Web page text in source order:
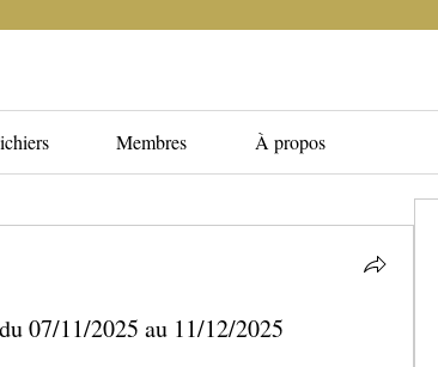
Membres À propos
07/11/2025 au 11/12/2025